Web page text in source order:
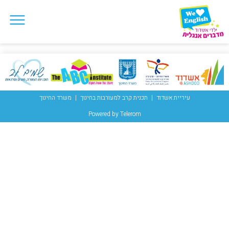
עיריית אשדוד תכנית קרב למעורבות בחינוך
משרד החינוך
Powered by Telerom